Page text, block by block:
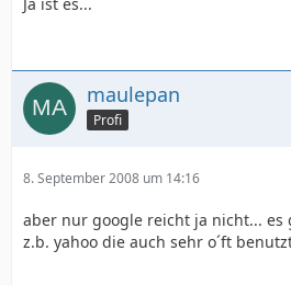
maulepan
Profi
8. September 2008 um 14:16
aber nur google reicht ja nicht... es
z.b. yahoo die auch sehr o´ft